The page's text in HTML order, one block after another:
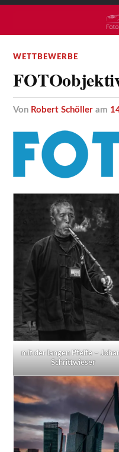
WETTBEWERBE
von Robert Schöller am
mit der langen Pfeife –
Schrittwieser